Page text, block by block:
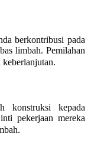
berkontribusi pada
limbah. Pemilahan
konstruksi kepada
pekerjaan mereka